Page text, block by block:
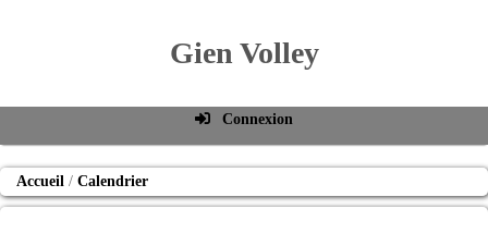
Gien Volley
Connexion
Identifiant de connexion
Accueil Calendrier